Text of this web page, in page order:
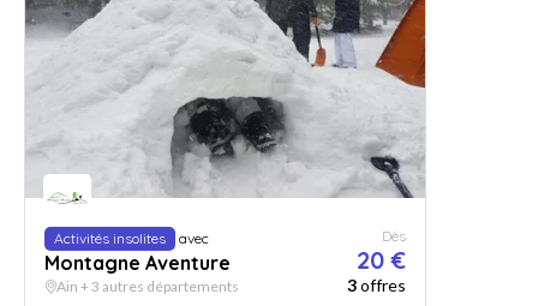
Activités insolites avec
Montagne Aventure
Dès
20 €
Ain + 3 autres départements 3offres